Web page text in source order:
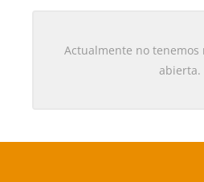
Actualmente no
abierta.